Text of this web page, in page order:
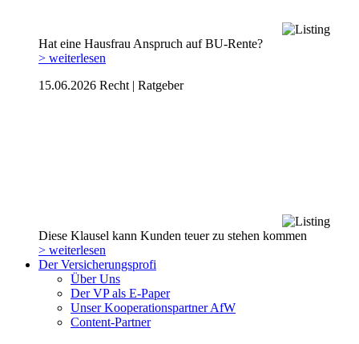
Hat eine Hausfrau Anspruch auf BU-Rente?
> weiterlesen
15.06.2026 Recht | Ratgeber
Diese Klausel kann Kunden teuer zu stehen kommen
> weiterlesen
Der Versicherungsprofi
Über Uns
Der VP als E-Paper
Unser Kooperationspartner AfW
Content-Partner